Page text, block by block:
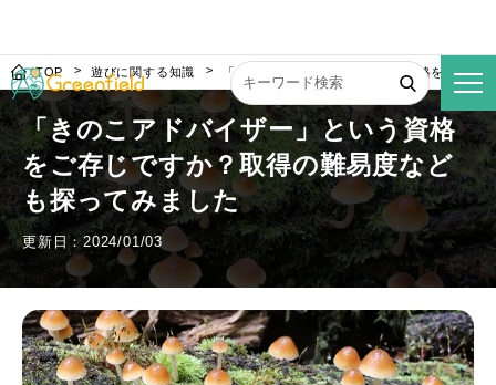
TOP 遊びに関する知識 「きのこアドバイザー」という資格をご存じ
「きのこアドバイザー」という資格
をご存じですか？取得の難易度など
も探ってみました
更新日：2024/01/03